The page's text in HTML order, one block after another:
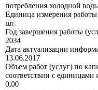
потребления холодной
Единица измерения работы
шт.
Год завершения работы
2034
Дата актуализации
13.06.2017
Объем работ (услуг) по
соответствии с единицами
0,00